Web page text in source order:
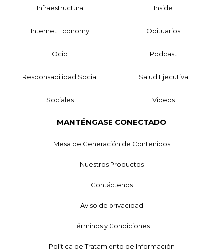
Infraestructura Inside
Internet Economy Obituarios
Ocio Podcast
Responsabilidad Social Salud Ejecutiva
Sociales Videos
MANTÉNGASE CONECTADO
Mesa de Generación de Contenidos
Nuestros Productos
Contáctenos
Aviso de privacidad
Términos y Condiciones
Política de Tratamiento de Información